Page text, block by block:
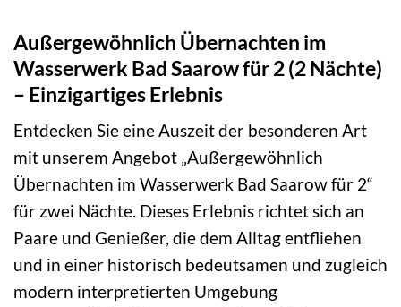
Außergewöhnlich Übernachten im
Wasserwerk Bad Saarow für 2 (2 Nächte)
– Einzigartiges Erlebnis
Entdecken Sie eine Auszeit der besonderen Art
mit unserem Angebot „Außergewöhnlich
Übernachten im Wasserwerk Bad Saarow für 2“
für zwei Nächte. Dieses Erlebnis richtet sich an
Paare und Genießer, die dem Alltag entfliehen
und in einer historisch bedeutsamen und zugleich
modern interpretierten Umgebung